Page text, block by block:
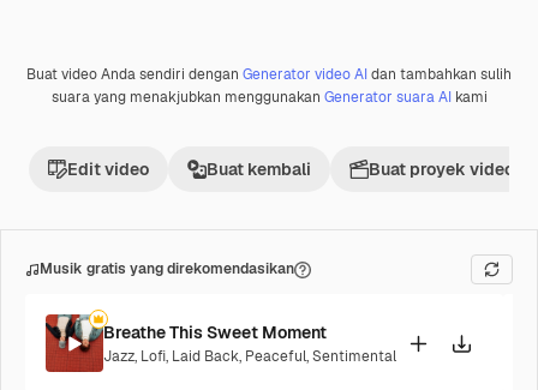
Buat video Anda sendiri dengan Generator video AIdan tambahkan sulih
suara yang menakjubkan menggunakan Generator suara AIkami
Edit video Buat kembali Buat proyek video
Musik gratis yang direkomendasikan
Breathe This Sweet Moment
Jazz, Lofi, Laid Back, Peaceful,Sentimental